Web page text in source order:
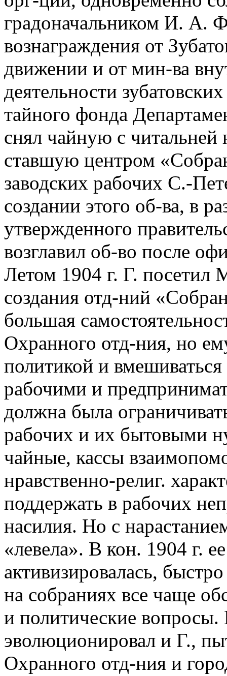
градоначальником И. А.
вознаграждения от
движении и от мин-ва
деятельности
тайного фонда
снял чайную с читальней
ставшую центром
заводских рабочих С.-
создании этого об-ва, в
утвержденного
возглавил об-во после
Летом 1904 г. Г. посетил
создания отд-ний
большая
Охранного отд-ния, но
политикой и
рабочими и
должна была
рабочих и их бытовыми
чайные, кассы
нравственно-религ.
поддержать в рабочих
насилия. Но с
«левела». В кон. 1904 г.
активизировалась,
на собраниях все чаще
и политические
эволюционировал и Г.,
Охранного отд-ния и